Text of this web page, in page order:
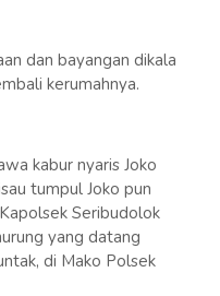
dan bayangan dikala
kerumahnya.
kabur nyaris Joko
tumpul Joko pun
Seribudolok
yang datang
di Mako Polsek